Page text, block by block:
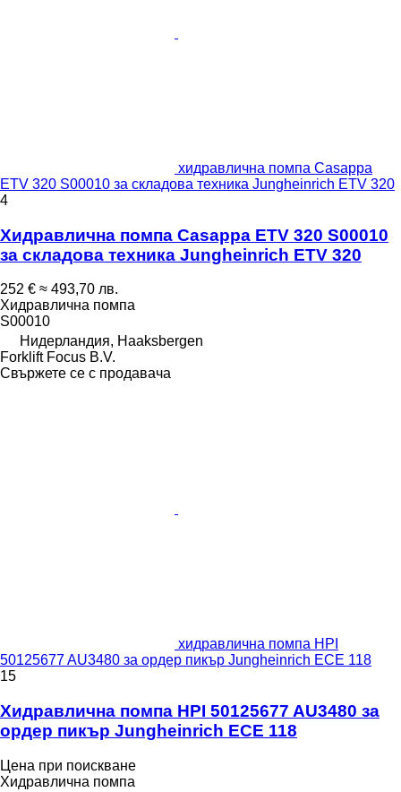
хидравлична помпа Casappa
ETV 320 S00010 за складова техника Jungheinrich ETV 320
4
Хидравлична помпа Casappa ETV 320 S00010
за складова техника Jungheinrich ETV 320
252 € ≈ 493,70 лв.
Хидравлична помпа
S00010
Нидерландия, Haaksbergen
Forklift Focus B.V.
Свържете се с продавача
хидравлична помпа HPI
50125677 AU3480 за ордер пикър Jungheinrich ECE 118
15
Хидравлична помпа HPI 50125677 AU3480 за
ордер пикър Jungheinrich ECE 118
Цена при поискване
Хидравлична помпа